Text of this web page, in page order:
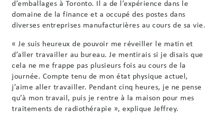
d’emballages à Toronto. Il a de l’expérience dans le
domaine de la finance et a occupé des postes dans
diverses entreprises manufacturières au cours de sa vie.
« Je suis heureux de pouvoir me réveiller le matin et
d’aller travailler au bureau. Je mentirais si je disais que
cela ne me frappe pas plusieurs fois au cours de la
journée. Compte tenu de mon état physique actuel,
j’aime aller travailler. Pendant cinq heures, je ne pense
qu’à mon travail, puis je rentre à la maison pour mes
traitements de radiothérapie », explique Jeffrey.